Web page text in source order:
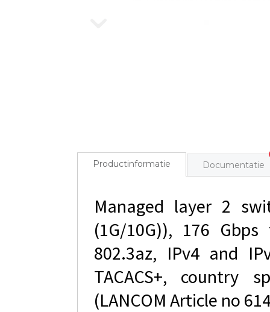
Productinformatie Documentatie
Managed layer 2
(1G/10G)), 176
802.3az, IPv4 and
TACACS+, country
(LANCOM Article no